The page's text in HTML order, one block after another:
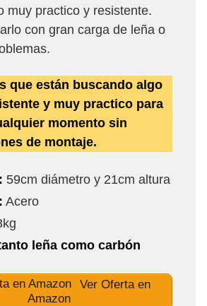
muy practico y resistente.
con gran carga de leña o
que están buscando algo
y muy practico para
momento sin
de montaje.
59cm diámetro y 21cm altura
Acero
leña como carbón
Ver Oferta en
Amazon